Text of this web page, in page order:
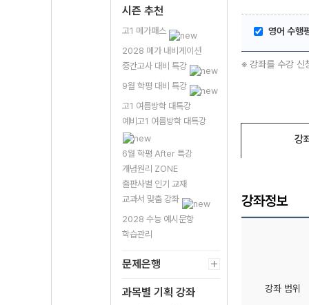
시즌 추천
고1 메가패스
2028 메가 내비게이션
중간고사 대비 특강
9월 학평 대비 특강
고1 여름방학 대특강
예비고1 여름방학 대특강
6월 학평 After 특강
개념원리 ZONE
출판사별 인기 교재
교과서 맞춤 강좌
2028 수능 예시문항
학습관리
문제은행
과목별 기획 강좌
영어 수행
※ 강좌를 수강 신
강
강좌정보
강좌 범위